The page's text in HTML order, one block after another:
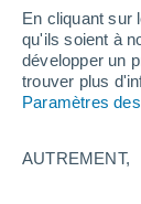
En cliquant sur
qu'ils soient à
développer un
trouver plus
Paramètres
AUTREMENT,